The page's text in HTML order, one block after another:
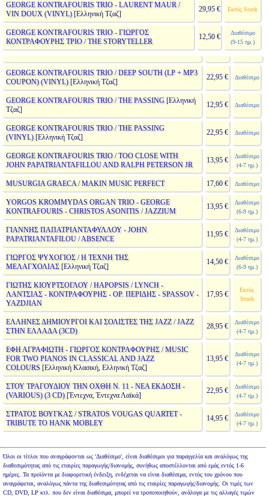
GEORGE KONTRAFOURIS TRIO - LAURENT MAUR /
VIN DOUX (VINYL)[Ελληνική Τζαζ]
29,95 € Εκτός Stock
GEORGE KONTRAFOURIS TRIO - ΓΙΩΡΓΟΣ
ΚΟΝΤΡΑΦΟΥΡΗΣ ΤΡΙΟ / THE STORYTELLER
12,50 €
Διαθέσιμο
(9-15 ημ.)
GEORGE KONTRAFOURIS TRIO / DEEP SOUTH (LP + MP3
COUPON) (VINYL)[Ελληνική Τζαζ]
22,95 € Διαθέσιμο
GEORGE KONTRAFOURIS TRIO / THE PASSING [Ελληνική
Τζαζ]
12,95 € Διαθέσιμο
GEORGE KONTRAFOURIS TRIO / THE PASSING
(VINYL)[Ελληνική Τζαζ]
22,95 € Διαθέσιμο
GEORGE KONTRAFOURIS TRIO / TOO CLOSE WITH
JOHN PAPATRIANTAFILLOU AND RALPH PETERSON JR
13,95 €
Διαθέσιμο
(4-7 ημ.)
MUSURGIA GRAECA / MAKIN MUSIC PERFECT 17,60 € Διαθέσιμο
YORGOS KROMMYDAS ORGAN TRIO - GEORGE
KONTRAFOURIS - CHRISTOS ASONITIS / JAZZIUM
13,95 €
Διαθέσιμο
(6-9 ημ.)
ΓΙΑΝΝΗΣ ΠΑΠΑΤΡΙΑΝΤΑΦΥΛΛΟΥ - JOHN
PAPATRIANTAFILOU / ABSENCE
11,95 €
Διαθέσιμο
(4-7 ημ.)
ΓΙΩΡΓΟΣ ΨΥΧΟΓΙΟΣ / Η ΤΕΧΝΗ ΤΗΣ
ΜΕΛΑΓΧΟΛΙΑΣ [Ελληνική Τζαζ]
14,50 €
Διαθέσιμο
(6-9 ημ.)
ΓΙΩΤΗΣ ΚΙΟΥΡΤΣΟΓΛΟΥ / HAPOPSIS / LYNCH -
ΛΑΝΤΣΙΑΣ - ΚΟΝΤΡΑΦΟΥΡΗΣ - ΟΡ. ΠΕΡΙΔΗΣ - SPASSOV -
YAZDJIAN
17,95 €
Εκτός
Stock
ΕΛΛΗΝΕΣ ΔΗΜΙΟΥΡΓΟΙ ΚΑΙ ΣΟΛΙΣΤΕΣ ΤΗΣ JAZZ / JAZZ
ΣΤΗΝ ΕΛΛΑΔΑ (3CD)
28,95 €
Διαθέσιμο
(4-7 ημ.)
ΕΦΗ ΑΓΡΑΦΙΩΤΗ - ΓΙΩΡΓΟΣ ΚΟΝΤΡΑΦΟΥΡΗΣ / MUSIC
FOR TWO PIANOS IN CLASSICAL AND JAZZ
COLOURS[Ελληνική Κλασική, Ελληνική Τζαζ]
13,95 €
Διαθέσιμο
(4-7 ημ.)
ΣΤΟΥ ΤΡΑΓΟΥΔΙΟΥ ΤΗΝ ΟΧΘΗ Ν. 11 - ΝΕΑ ΕΚΔΟΣΗ -
(VARIOUS) (3 CD)[Έντεχνα, Έντεχνα Λαϊκά]
22,95 €
Διαθέσιμο
(4-7 ημ.)
ΣΤΡΑΤΟΣ ΒΟΥΓΚΑΣ / STRATOS VOUGAS QUARTET -
TRIBUTE TO HANK MOBLEY
14,95 €
Διαθέσιμο
(4-7 ημ.)
Όλοι οι τίτλοι που αναγράφονται ως 'Διαθέσιμο', είναι διαθέσιμοι για παραγγελία και αναλόγως της
διαθεσιμότητας από τις εταιρίες παραγωγής/διανομής, συνήθως αποστέλλονται από εμάς εντός 1-6
ημέρες. Τα προϊόντα με διαφορετική ένδειξη, ενδέχεται να είναι διαθέσιμα, εντός του χρόνου που
αναγράφεται, αναλόγως πάντα της διαθεσιμότητας από τις εταιρίες παραγωγής/διανομής. Οι τιμές των
CD, DVD, LP κτλ. που δεν είναι διαθέσιμα, μπορεί να τροποποιηθούν, ανάλογα με τις αλλαγές τιμών